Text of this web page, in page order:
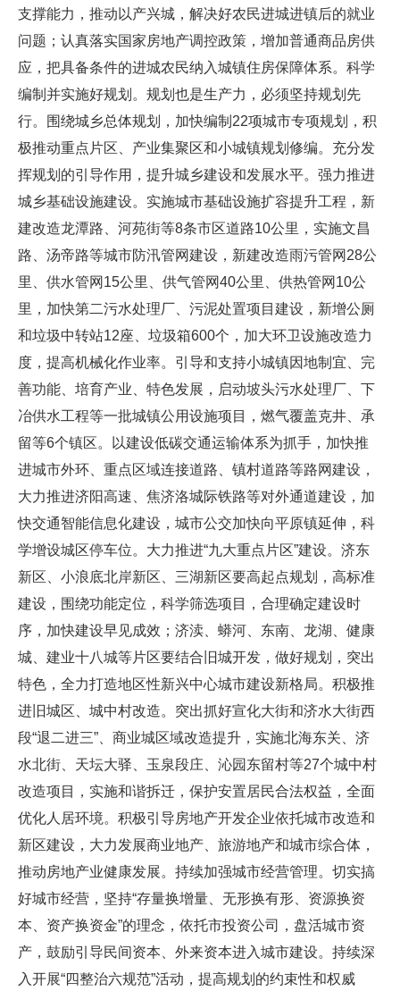
支撑能力，推动以产兴城，解决好农民进城进镇后的就业
问题；认真落实国家房地产调控政策，增加普通商品房供
应，把具备条件的进城农民纳入城镇住房保障体系。科学
编制并实施好规划。规划也是生产力，必须坚持规划先
行。围绕城乡总体规划，加快编制22项城市专项规划，积
极推动重点片区、产业集聚区和小城镇规划修编。充分发
挥规划的引导作用，提升城乡建设和发展水平。强力推进
城乡基础设施建设。实施城市基础设施扩容提升工程，新
建改造龙潭路、河苑街等8条市区道路10公里，实施文昌
路、汤帝路等城市防汛管网建设，新建改造雨污管网28公
里、供水管网15公里、供气管网40公里、供热管网10公
里，加快第二污水处理厂、污泥处置项目建设，新增公厕
和垃圾中转站12座、垃圾箱600个，加大环卫设施改造力
度，提高机械化作业率。引导和支持小城镇因地制宜、完
善功能、培育产业、特色发展，启动坡头污水处理厂、下
冶供水工程等一批城镇公用设施项目，燃气覆盖克井、承
留等6个镇区。以建设低碳交通运输体系为抓手，加快推
进城市外环、重点区域连接道路、镇村道路等路网建设，
大力推进济阳高速、焦济洛城际铁路等对外通道建设，加
快交通智能信息化建设，城市公交加快向平原镇延伸，科
学增设城区停车位。大力推进“九大重点片区”建设。济东
新区、小浪底北岸新区、三湖新区要高起点规划，高标准
建设，围绕功能定位，科学筛选项目，合理确定建设时
序，加快建设早见成效；济渎、蟒河、东南、龙湖、健康
城、建业十八城等片区要结合旧城开发，做好规划，突出
特色，全力打造地区性新兴中心城市建设新格局。积极推
进旧城区、城中村改造。突出抓好宣化大街和济水大街西
段“退二进三”、商业城区域改造提升，实施北海东关、济
水北街、天坛大驿、玉泉段庄、沁园东留村等27个城中村
改造项目，实施和谐拆迁，保护安置居民合法权益，全面
优化人居环境。积极引导房地产开发企业依托城市改造和
新区建设，大力发展商业地产、旅游地产和城市综合体，
推动房地产业健康发展。持续加强城市经营管理。切实搞
好城市经营，坚持“存量换增量、无形换有形、资源换资
本、资产换资金”的理念，依托市投资公司，盘活城市资
产，鼓励引导民间资本、外来资本进入城市建设。持续深
入开展“四整治六规范”活动，提高规划的约束性和权威